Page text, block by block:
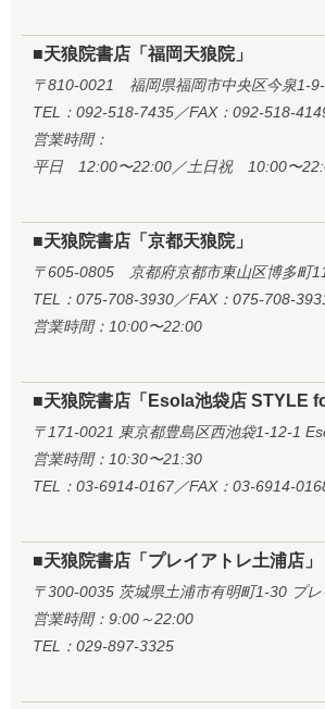
■天狼院書店「福岡天狼院」
〒810-0021 福岡県福岡市中央区今泉1-
TEL：092-518-7435／FAX：092-518-
営業時間：
平日 12:00〜22:00／土日祝 10:00〜
■天狼院書店「京都天狼院」
〒605-0805 京都府京都市東山区博多町
TEL：075-708-3930／FAX：075-708-
営業時間：10:00〜22:00
■天狼院書店「Esola池袋店 STYLE
〒171-0021 東京都豊島区西池袋1-12-1
営業時間：10:30〜21:30
TEL：03-6914-0167／FAX：03-6914-
■天狼院書店「プレイアトレ土浦店」
〒300-0035 茨城県土浦市有明町1-30 プ
営業時間：9:00～22:00
TEL：029-897-3325